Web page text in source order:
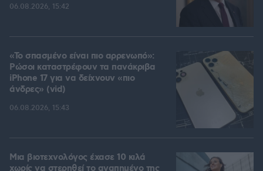
06.08.2026, 15:42
«Το σπασμένο είναι πιο αρρενωπό»:
Ρώσοι καταστρέφουν τα πανάκριβα
iPhone 17 για να δείχνουν «πιο
άνδρες» (vid)
06.08.2026, 15:43
Μια βιοτεχνολόγος έχασε 10 κιλά